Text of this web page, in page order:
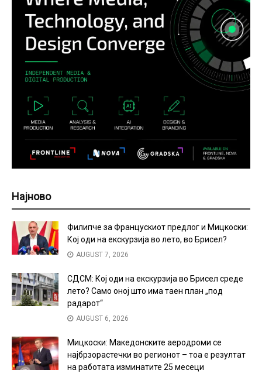
Најново
Филипче за Францускиот предлог и Мицкоски:
Кој оди на екскурзија во лето, во Брисел?
AUGUST 7, 2026
СДСМ: Кој оди на екскурзија во Брисел среде
лето? Само оној што има таен план „под
радарот“
AUGUST 6, 2026
Мицкоски: Македонските аеродроми се
најбрзорастечки во регионот – тоа е резултат
на работата изминатите 25 месеци